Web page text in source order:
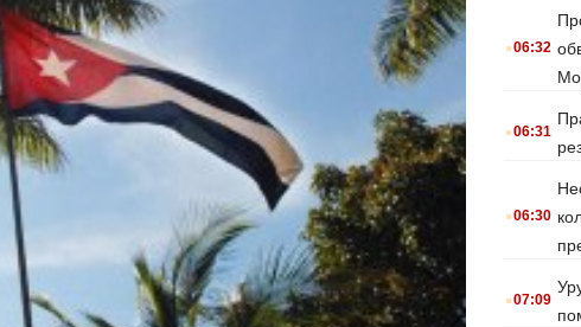
.06:32
.06:31
.06:30
.07:09